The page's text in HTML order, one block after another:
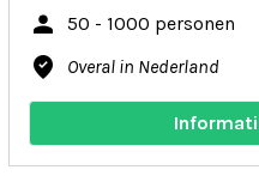
person 50 - 1000 personen
where_to_vote Overal in Nederland